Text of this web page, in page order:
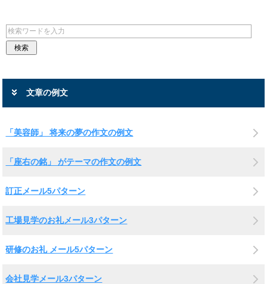
文章の例文
「美容師」 将来の夢の作文の例文
「座右の銘」 がテーマの作文の例文
訂正メール5パターン
工場見学のお礼メール3パターン
研修のお礼 メール5パターン
会社見学メール3パターン